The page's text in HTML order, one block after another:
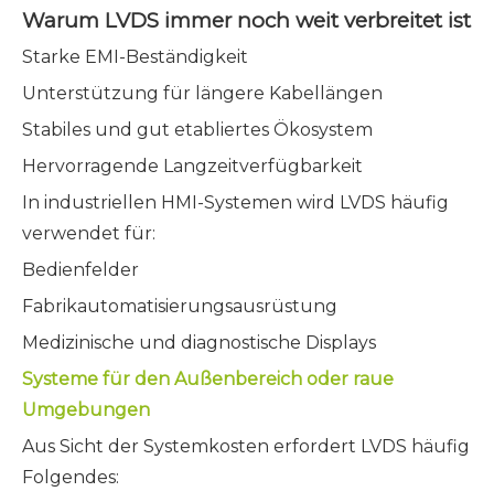
Warum LVDS immer noch weit verbreitet ist
Starke EMI-Beständigkeit
Unterstützung für längere Kabellängen
Stabiles und gut etabliertes Ökosystem
Hervorragende Langzeitverfügbarkeit
In industriellen HMI-Systemen wird LVDS häufig
verwendet für:
Bedienfelder
Fabrikautomatisierungsausrüstung
Medizinische und diagnostische Displays
Systeme für den Außenbereich oder raue
Umgebungen
Aus Sicht der Systemkosten erfordert LVDS häufig
Folgendes: